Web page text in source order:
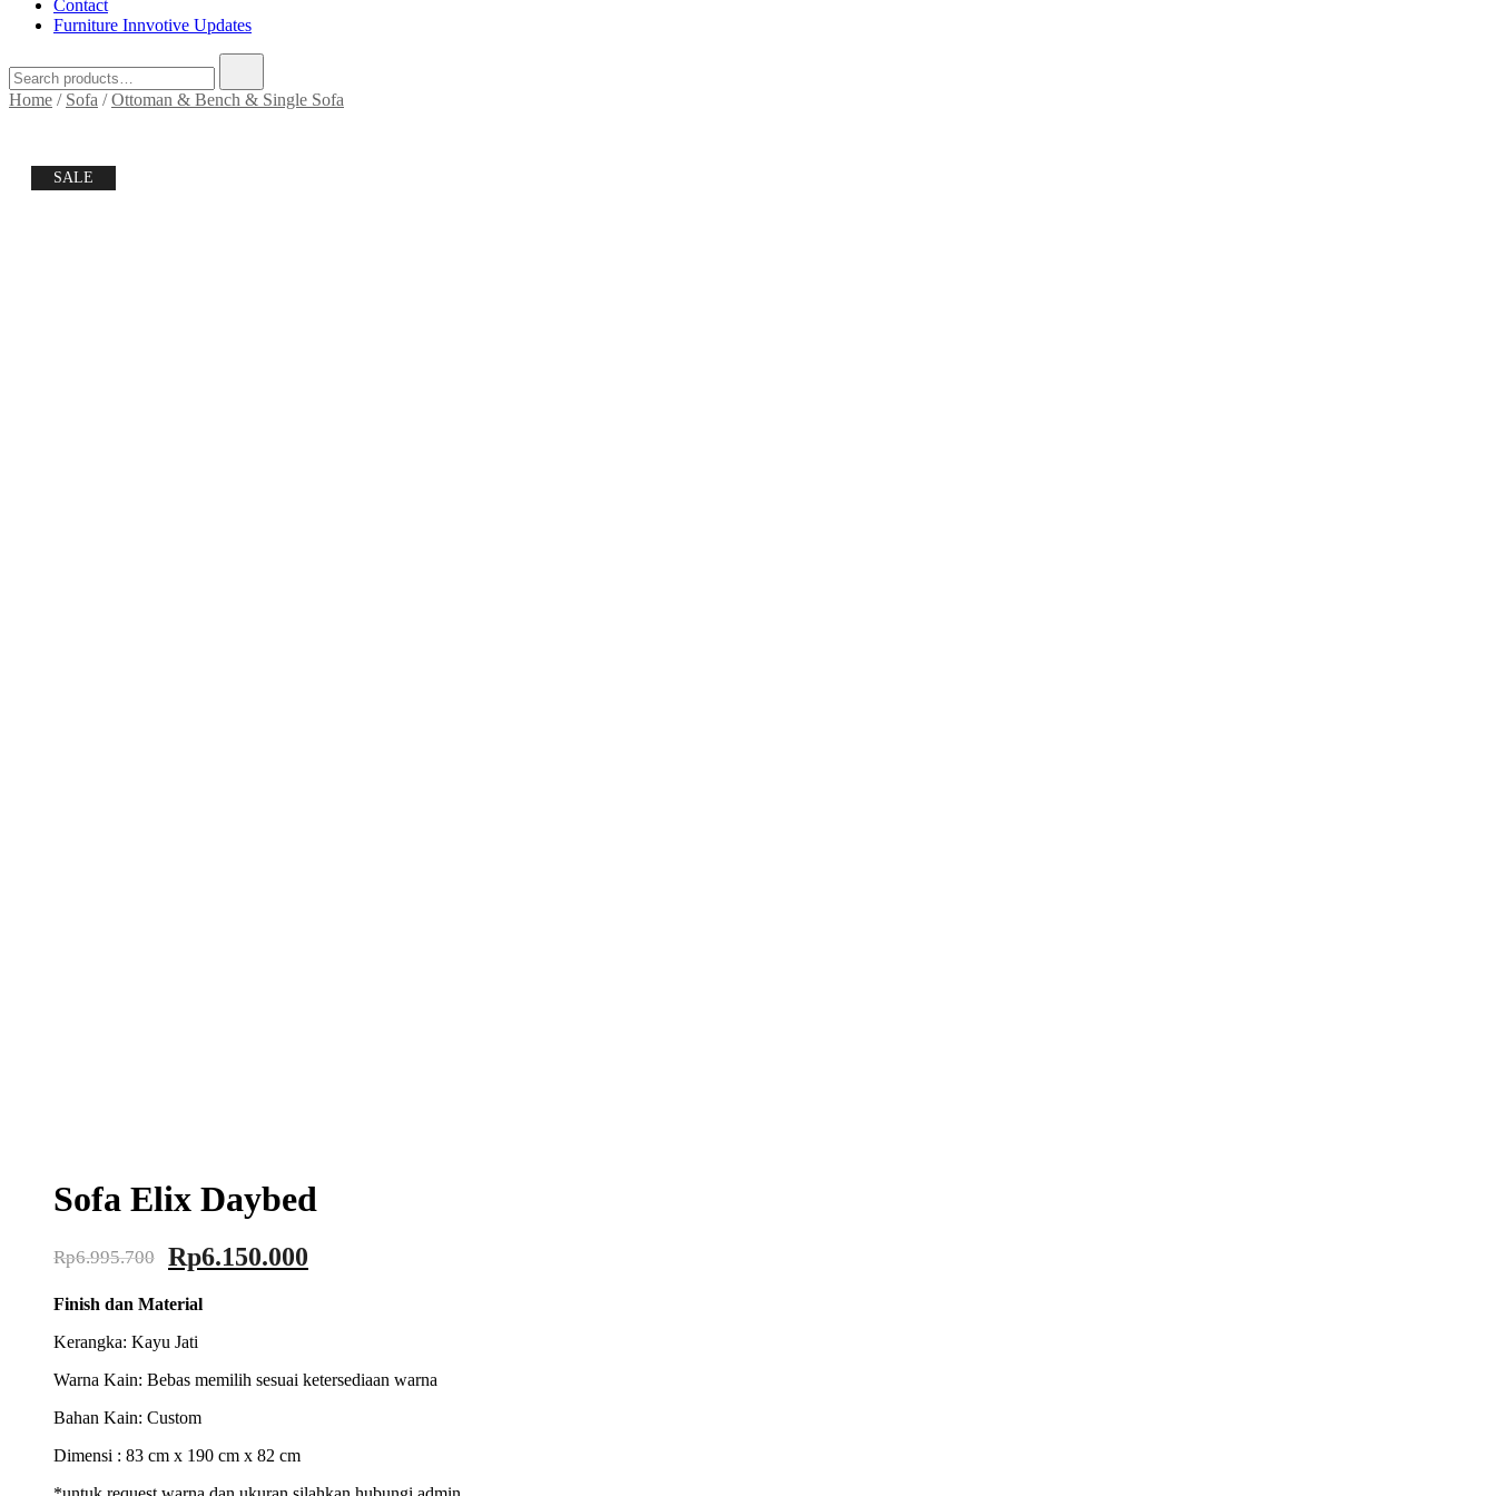
Contact
Furniture Innvotive Updates
for:
Home / Sofa /Ottoman & Bench & Single Sofa
SALE
Sofa Elix Daybed
Rp6.995.700
Original
was:
Rp6.995.700.
Rp6.150.000
Finish dan Material
Kerangka: Kayu Jati
Warna Kain: Bebas memilih sesuai ketersediaan warna
Bahan Kain: Custom
Dimensi : 83 cm x 190 cm x 82 cm